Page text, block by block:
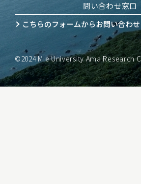
問い合わせ窓口
こちらのフォームからお問い合わ
©2024 Mie University Ama Research